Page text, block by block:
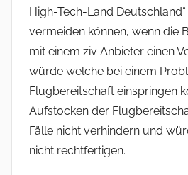
High-Tech-Land
vermeiden können, wenn die
mit einem ziv Anbieter einen
würde welche bei einem
Flugbereitschaft einspringen
Aufstocken der
Fälle nicht verhindern und
nicht rechtfertigen.